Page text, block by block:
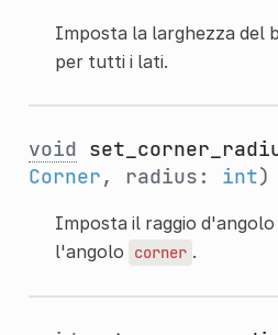
Imposta la larghezza del
per tutti i lati.
void
Corner, radius: int)
Imposta il raggio d'angolo
l'angolo
corner .